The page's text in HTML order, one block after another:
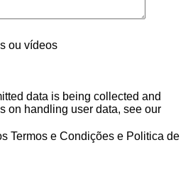
ou vídeos
data is being collected and
on handling user data, see our
Termos e Condições e Politica de